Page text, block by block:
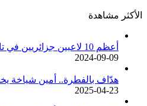
الأكثر مشاهدة
أعظم 10 لاعبين جزائريين في تاريخ كرة القدم
2024-09-09
هدّاف بالفطرة.. أمين شياخة
2025-04-23